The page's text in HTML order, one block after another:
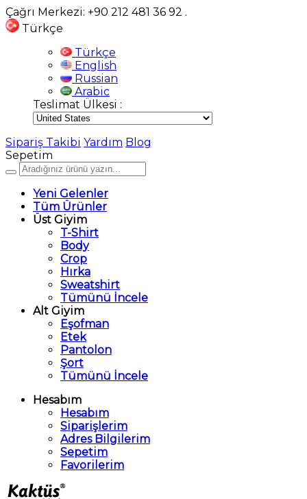
Çağrı Merkezi: +90 212 481 36 92 .
Türkçe
Türkçe
English
Russian
Arabic
Teslimat Ülkesi :
Sipariş Takibi Yardım Blog
Sepetim
Yeni Gelenler
Tüm Ürünler
Üst Giyim
T-Shirt
Body
Crop
Hırka
Sweatshirt
Tümünü İncele
Alt Giyim
Eşofman
Etek
Pantolon
Şort
Tümünü İncele
Hesabım
Hesabım
Siparişlerim
Adres Bilgilerim
Sepetim
Favorilerim